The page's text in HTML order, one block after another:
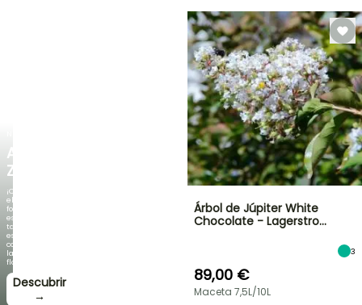
AGAPANTHUS
ZAMBEZI
¡Cuando
el
follaje
es
tan
espectacular
como
la
floración!
Descubrir
→
Árbol de Júpiter White
Chocolate - Lagerstro…
3
89,00 €
Maceta 7,5L/10L